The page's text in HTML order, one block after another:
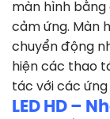
màn hình
cảm ứng. Màn
chuyển động
hiện các thao
tác với các ứng
LED HD –